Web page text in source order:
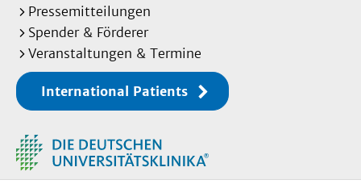
Pressemitteilungen
Spender & Förderer
Veranstaltungen & Termine
International Patients